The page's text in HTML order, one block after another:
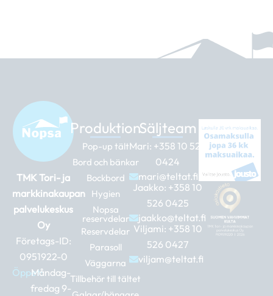
TMK Tori- ja
markkinakaupan
palvelukeskus
Oy
Företags-ID:
0951922-0
Öppet:Måndag-
fredag 9-
Produktion
Pop-up tält
Bord och bänkar
Bockbord
Hygien
Nopsa
reservdelar
Reservdelar
Parasoll
Väggarna
Tillbehör till tältet
Säljteam
Mari: +358 10 526
0424
mari@teltat.fi
Jaakko: +358 10
526 0425
jaakko@teltat.fi
Viljami: +358 10
526 0427
viljam@teltat.fi